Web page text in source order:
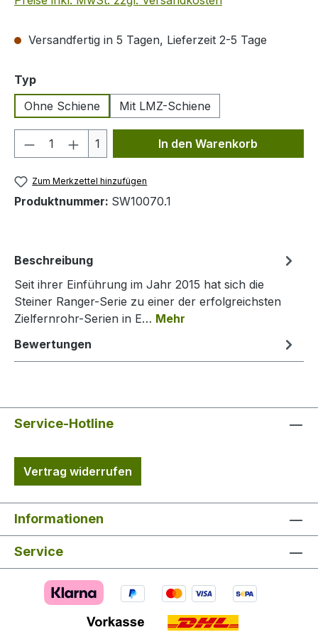
Versandfertig in 5 Tagen, Lieferzeit 2-5 Tage
Typauswählen
Ohne Schiene
Mit LMZ-Schiene
Produkt Anzahl: Gib den
1 In den Warenkorb
Zum Merkzettel hinzufügen
Produktnummer: SW10070.1
Beschreibung
Seit ihrer Einführung im Jahr 2015 hat sich die
Steiner Ranger-Serie zu einer der erfolgreichsten
Zielfernrohr-Serien in E… Mehr
Bewertungen
Service-Hotline
Vertrag widerrufen
Informationen
Service